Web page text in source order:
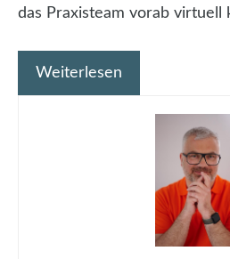
das Praxisteam vorab virtuell
Weiterlesen